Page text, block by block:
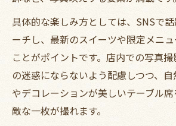
具体的な楽しみ方としては、SNSで
ーチし、最新のスイーツや限定メニ
ことがポイントです。店内での写真
の迷惑にならないよう配慮しつつ、
やデコレーションが美しいテーブル
敵な一枚が撮れます。